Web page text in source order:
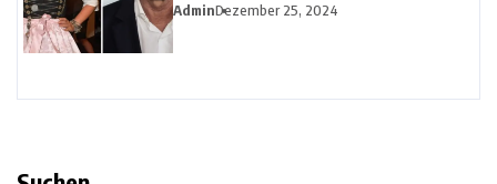
AdminDezember 25, 2024